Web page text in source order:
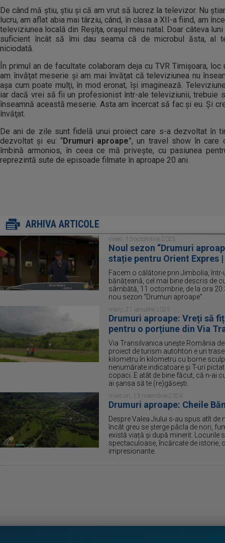
De când mă ştiu, ştiu şi că am vrut să lucrez la televizor. Nu
lucru, am aflat abia mai târziu, când, în clasa a XII-a fiind, am
televiziunea locală din Reşiţa, oraşul meu natal. Doar câteva
suficient încât să îmi dau seama că de microbul ăsta, al
niciodată.
În primul an de facultate colaboram deja cu TVR Timişoara,
am învăţat meserie şi am mai învăţat că televiziunea nu
aşa cum poate mulţi, în mod eronat, îşi imaginează.
iar dacă vrei să fii un profesionist într-ale televiziunii, trebuie
înseamnă această meserie. Asta am încercat să fac şi eu. Şi
învăţat.
De ani de zile sunt fidelă unui proiect care s-a dezvoltat în
dezvoltat şi eu: “Drumuri aproape”, un travel show în care
îmbină armonios, în ceea ce mă priveşte, cu pasiunea
reprezintă sute de episoade filmate în aproape 20 ani.
ARHIVA ARTICOLE
vineri, 10 octombrie 2025
Noul sezon “Drumuri
stație pentru Orient Expres |
Facem o călătorie prin Jimbolia,
bănățeană, cel mai bine descris de
sâmbătă, 11 octombrie, de la ora
nou sezon “Drumuri aproape”.
marţi, 21 ianuarie 2025
Drumuri aproape: Vreți să
pentru o porțiune din Via
Via Transilvanica unește România
proiect de turism autohton e un
kilometru în kilometru cu borne
nenumărate indicatoare și T-uri
copaci. E atât de bine făcut, că n-ai
ai șansa să te (re)găsești.
miercuri, 13 noiembrie 2024
Drumuri aproape: Cheile
Despre Valea Jiului s-au spus atît de
încât greu se șterge pâcla de nori,
există viață și după minerit. Locurile
spectaculoase, încărcate de istorie,
impresionante.